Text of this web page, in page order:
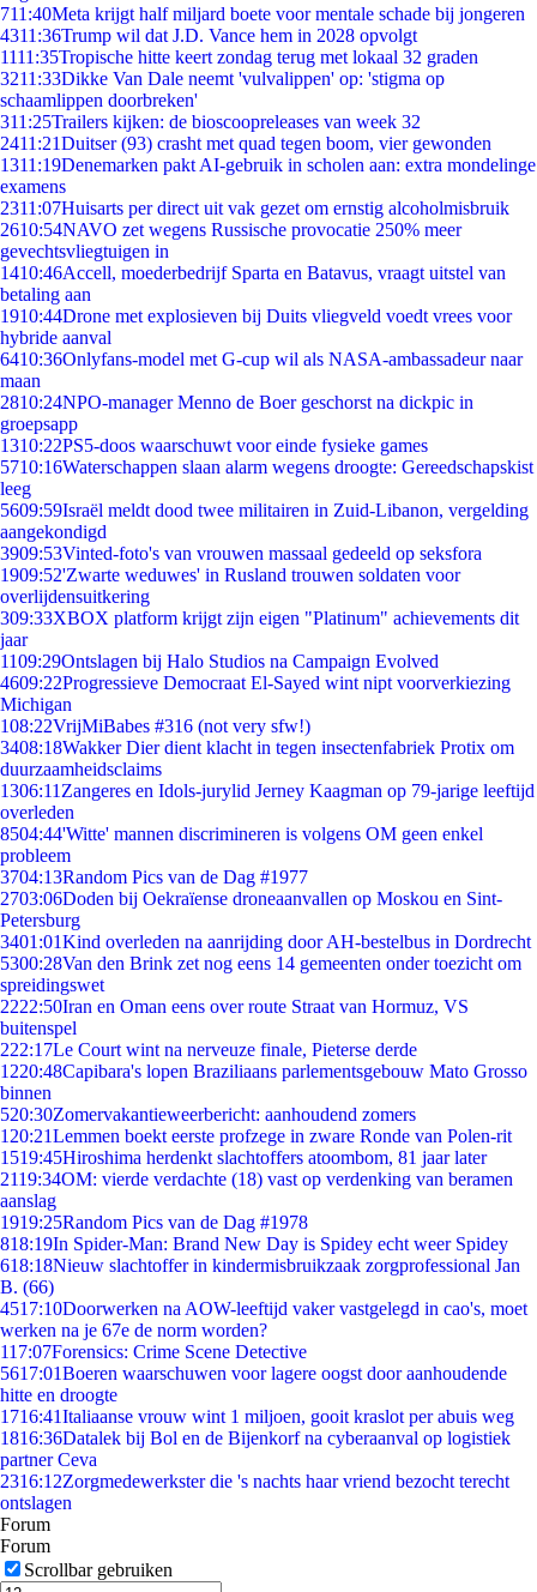
711:40Meta krijgt half miljard boete voor mentale schade bij jongeren
4311:36Trump wil dat J.D. Vance hem in 2028 opvolgt
1111:35Tropische hitte keert zondag terug met lokaal 32 graden
3211:33Dikke Van Dale neemt 'vulvalippen' op: 'stigma op
schaamlippen doorbreken'
311:25Trailers kijken: de bioscoopreleases van week 32
2411:21Duitser (93) crasht met quad tegen boom, vier gewonden
1311:19Denemarken pakt AI-gebruik in scholen aan: extra mondelinge
examens
2311:07Huisarts per direct uit vak gezet om ernstig alcoholmisbruik
2610:54NAVO zet wegens Russische provocatie 250% meer
gevechtsvliegtuigen in
1410:46Accell, moederbedrijf Sparta en Batavus, vraagt uitstel van
betaling aan
1910:44Drone met explosieven bij Duits vliegveld voedt vrees voor
hybride aanval
6410:36Onlyfans-model met G-cup wil als NASA-ambassadeur naar
maan
2810:24NPO-manager Menno de Boer geschorst na dickpic in
groepsapp
1310:22PS5-doos waarschuwt voor einde fysieke games
5710:16Waterschappen slaan alarm wegens droogte: Gereedschapskist
leeg
5609:59Israël meldt dood twee militairen in Zuid-Libanon, vergelding
aangekondigd
3909:53Vinted-foto's van vrouwen massaal gedeeld op seksfora
1909:52'Zwarte weduwes' in Rusland trouwen soldaten voor
overlijdensuitkering
309:33XBOX platform krijgt zijn eigen "Platinum" achievements dit
jaar
1109:29Ontslagen bij Halo Studios na Campaign Evolved
4609:22Progressieve Democraat El-Sayed wint nipt voorverkiezing
Michigan
108:22VrijMiBabes #316 (not very sfw!)
3408:18Wakker Dier dient klacht in tegen insectenfabriek Protix om
duurzaamheidsclaims
1306:11 Zangeres en Idols-jurylid Jerney Kaagman op 79-jarige leeftijd
overleden
8504:44'Witte' mannen discrimineren is volgens OM geen enkel
probleem
3704:13Random Pics van de Dag #1977
2703:06Doden bij Oekraïense droneaanvallen op Moskou en Sint-
Petersburg
3401:01Kind overleden na aanrijding door AH-bestelbus in Dordrecht
5300:28Van den Brink zet nog eens 14 gemeenten onder toezicht om
spreidingswet
2222:50Iran en Oman eens over route Straat van Hormuz, VS
buitenspel
222:17Le Court wint na nerveuze finale, Pieterse derde
1220:48Capibara's lopen Braziliaans parlementsgebouw Mato Grosso
binnen
520:30Zomervakantieweerbericht: aanhoudend zomers
1 20:21Lemmen boekt eerste profzege in zware Ronde van Polen-rit
1519:45Hiroshima herdenkt slachtoffers atoombom, 81 jaar later
2119:34OM: vierde verdachte (18) vast op verdenking van beramen
aanslag
1919:25Random Pics van de Dag #1978
818:19In Spider-Man: Brand New Day is Spidey echt weer Spidey
618:18Nieuw slachtoffer in kindermisbruikzaak zorgprofessional Jan
B. (66)
4517:10Doorwerken na AOW-leeftijd vaker vastgelegd in cao's, moet
werken na je 67e de norm worden?
117:07Forensics: Crime Scene Detective
5617:01Boeren waarschuwen voor lagere oogst door aanhoudende
hitte en droogte
1716:41Italiaanse vrouw wint 1 miljoen, gooit kraslot per abuis weg
1816:36Datalek bij Bol en de Bijenkorf na cyberaanval op logistiek
partner Ceva
2316:12Zorgmedewerkster die 's nachts haar vriend bezocht terecht
ontslagen
Forum
Forum
Scrollbar gebruiken